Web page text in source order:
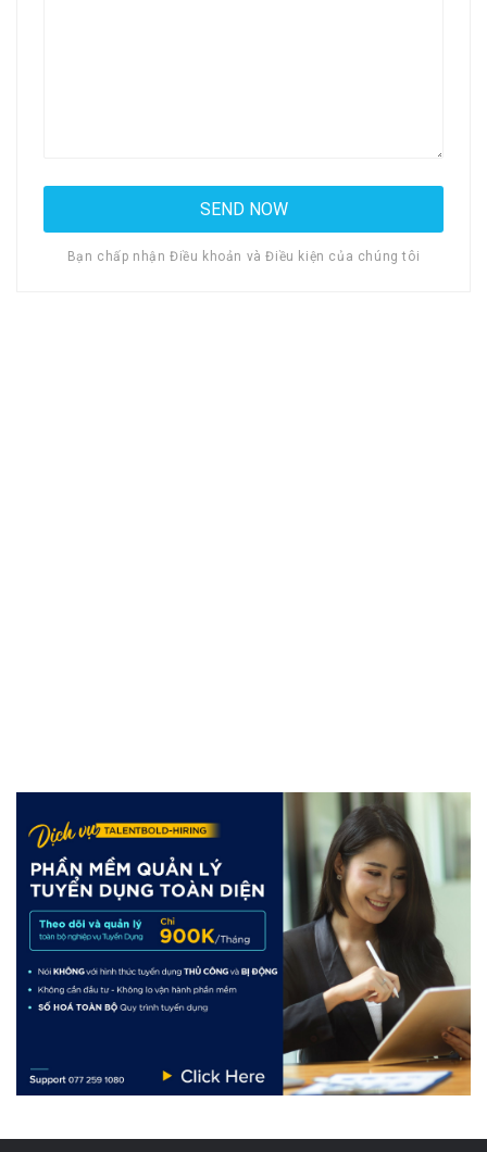
Bạn chấp nhận Điều khoản và Điều kiện của chúng tôi